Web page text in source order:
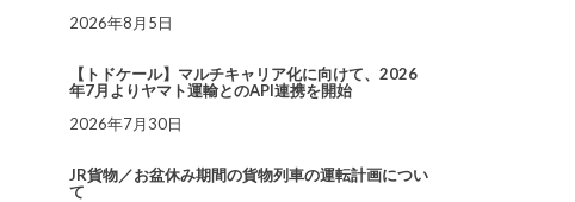
2026年8月5日
【トドケール】マルチキャリア化に向けて、2026
年7月よりヤマト運輸とのAPI連携を開始
2026年7月30日
JR貨物／お盆休み期間の貨物列車の運転計画につい
て